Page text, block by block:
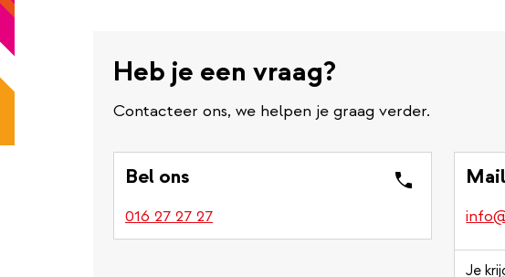
Heb je een vraag?
Contacteer ons, we helpen je graag verder.
Bel ons
016 27 27 27
Je